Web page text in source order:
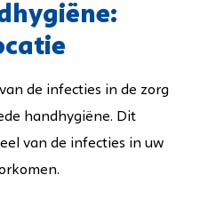
de infecties in de zorg
handhygiëne. Dit
van de infecties in uw